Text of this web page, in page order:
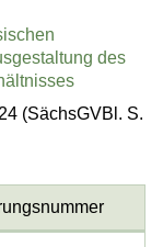
des
(SächsGVBl. S.